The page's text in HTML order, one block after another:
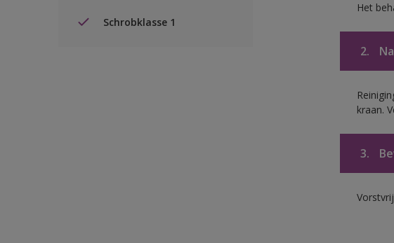
Schrobklasse 1
Het
2.
kraan.
3.